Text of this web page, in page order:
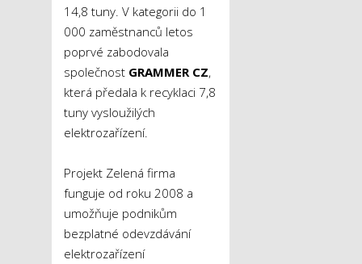
14,8 tuny. V kategorii do 1
000 zaměstnanců letos
poprvé zabodovala
společnost GRAMMER CZ,
která předala k recyklaci 7,8
tuny vysloužilých
elektrozařízení.
Projekt Zelená firma
funguje od roku 2008 a
umožňuje podnikům
bezplatné odevzdávání
elektrozařízení